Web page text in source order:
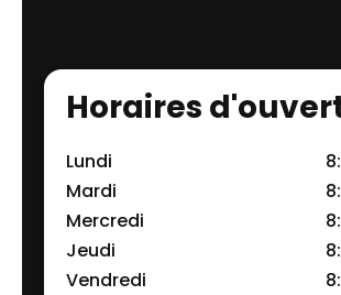
Horaires
Lundi
Mardi
Mercredi
Jeudi
Vendredi